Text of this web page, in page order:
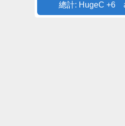
總計: HugeC +6